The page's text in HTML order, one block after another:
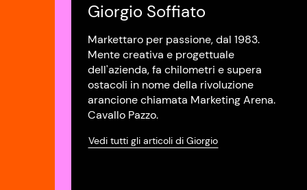
Giorgio Soffiato
Markettaro per passione, dal 1983.
Mente creativa e progettuale
dell'azienda, fa chilometri e supera
ostacoli in nome della rivoluzione
arancione chiamata Marketing Arena.
Cavallo Pazzo.
Vedi tutti gli articoli di Giorgio